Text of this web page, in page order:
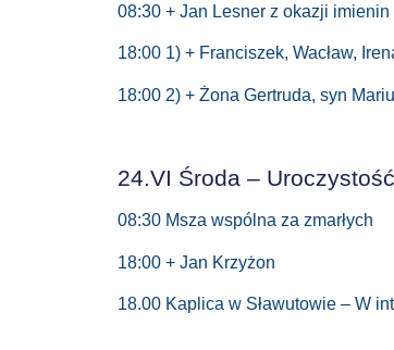
08:30 + Jan Lesner z okazji
18:00 1) + Franciszek, Wacław,
18:00 2) + Żona Gertruda, syn
24.VI Środa –
08:30 Msza wspólna za zmarłych
18:00 + Jan Krzyżon
18.00 Kaplica w Sławutowie – W